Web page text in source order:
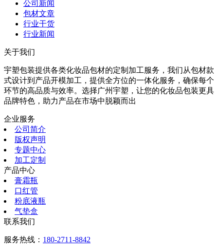
公司新闻
包材文章
行业干货
行业新闻
关于我们
宇塑包装提供各类化妆品包材的定制加工服务，我们从包材款
式设计到产品开模加工，提供全方位的一体化服务，确保每个
环节的高品质与效率。选择广州宇塑，让您的化妆品包装更具
品牌特色，助力产品在市场中脱颖而出
企业服务
公司简介
版权声明
专题中心
加工定制
产品中心
膏霜瓶
口红管
粉底液瓶
气垫盒
联系我们
服务热线： 180-2711-8842